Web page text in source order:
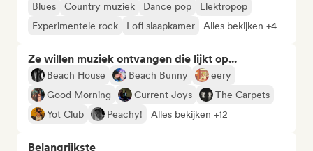
Blues Country muziek Dance pop
Elektropop
Experimentele rock
Lofi slaapkamer Alles bekijken +4
Ze willen muziek ontvangen die lijkt op...
Beach House Beach Bunny
eery
Good Morning
Current Joys
The Carpets
Yot Club
Peachy! Alles bekijken +12
Belangrijkste